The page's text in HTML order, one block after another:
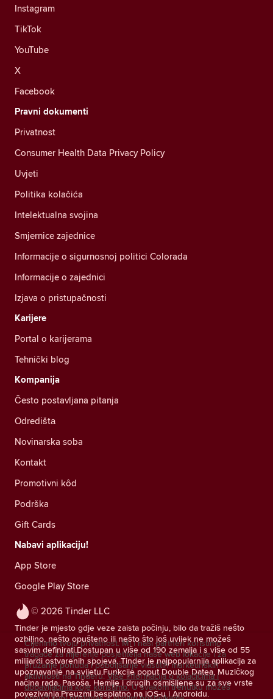
© 2026 Tinder LLC
Tinder je mjesto gdje veze zaista počinju, bilo da tražiš nešto
ozbiljno, nešto opušteno ili nešto što još uvijek ne možeš
sasvim definirati.Dostupan u više od 190 zemalja i s više od 55
milijardi ostvarenih spojeva, Tinder je najpopularnija aplikacija za
upoznavanje na svijetu.Funkcije poput Double Datea, Muzičkog
načina rada, Pasoša, Hemije i drugih osmišljene su za sve vrste
povezivanja.Preuzmi besplatno na iOS-u i Androidu.
Instagram
TikTok
YouTube
X
Facebook
Pravni dokumenti
Privatnost
Consumer Health Data Privacy Policy
Uvjeti
Politika kolačića
Intelektualna svojina
Smjernice zajednice
Informacije o sigurnosnoj politici Colorada
Informacije o zajednici
Izjava o pristupačnosti
Karijere
Portal o karijerama
Tehnički blog
Kompanija
Često postavljana pitanja
Odredištа
Novinarska soba
Kontakt
Promotivni kôd
Podrška
Gift Cards
Nabavi aplikaciju!
App Store
Google Play Store
Cijenimo tvoju privatnost. Mi i naši partneri koristimo
tragače za mjerenje posjetitelja naše web lokacije i za
pružanje ponuda i poboljšanje vlastitih marketinških
aktivnosti na Tinderu. Više informacija o kolačićima i
dobavljačima koje koristimo. U svakom trenutku možeš